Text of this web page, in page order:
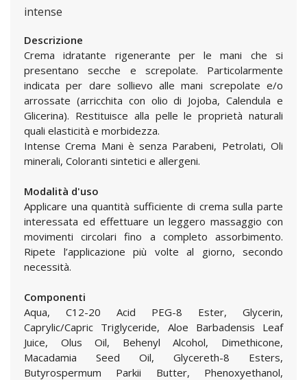
intense
Descrizione
Crema idratante rigenerante per le mani che si
presentano secche e screpolate. Particolarmente
indicata per dare sollievo alle mani screpolate e/o
arrossate (arricchita con olio di Jojoba, Calendula e
Glicerina). Restituisce alla pelle le proprietà naturali
quali elasticità e morbidezza.
Intense Crema Mani è senza Parabeni, Petrolati, Oli
minerali, Coloranti sintetici e allergeni.
Modalità d'uso
Applicare una quantità sufficiente di crema sulla parte
interessata ed effettuare un leggero massaggio con
movimenti circolari fino a completo assorbimento.
Ripete l’applicazione più volte al giorno, secondo
necessità.
Componenti
Aqua, C12-20 Acid PEG-8 Ester, Glycerin,
Caprylic/Capric Triglyceride, Aloe Barbadensis Leaf
Juice, Olus Oil, Behenyl Alcohol, Dimethicone,
Macadamia Seed Oil, Glycereth-8 Esters,
Butyrospermum Parkii Butter, Phenoxyethanol,